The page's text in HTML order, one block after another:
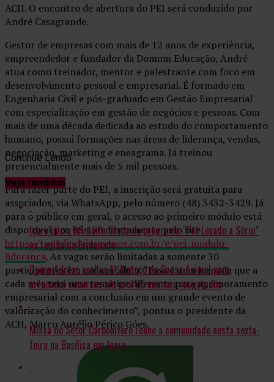
ACII. O encontro de abertura do PEI será conduzido por
André Casagrande.
Gestor de empresas com mais de 12 anos de experiência,
empreendedor e fundador da Domum Educação, André
atua como treinador, mentor e palestrante com foco em
desenvolvimento pessoal e empresarial. É formado em
Engenharia Civil e pós-graduado em Gestão Empresarial
com especialização em gestão de negócios e pessoas. Com
mais de uma década dedicada ao estudo do comportamento
humano, possui formações nas áreas de liderança, vendas,
negociação, marketing e eneagrama. Já treinou
presencialmente mais de 5 mil pessoas.
Para fazer parte do PEI, a inscrição será gratuita para
associados, via WhatsApp, pelo número (48) 3432-3429. Já
para o público em geral, o acesso ao primeiro módulo está
disponível por R$ 150 diretamente pelo site
https://topedindoingressos.com.br/e/pei-modulo-
lideranca. As vagas serão limitadas a somente 30
participantes em cada módulo. “Essa é uma jornada que a
cada mês terá uma temática diferente para aprimoramento
empresarial com a conclusão em um grande evento de
valorização do conhecimento”, pontua o presidente da
ACII, Marco Aurélio Périco Góes.
Continue Lendo
Veja também
Içara inicia primeira etapa do programa “Pet Levado a Sério”
na região da Esplanada
Quero Adotar realiza 1º Almoço da Causa Animal para
arrecadar recursos em prol de animais resgatados
Missa do Setor Carbonífero reúne a comunidade nesta sexta-
feira na Basílica em Içara